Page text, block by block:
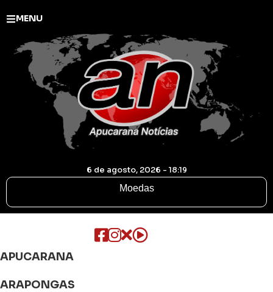
MENU
6 de agosto, 2026 - 18:19
Moedas
APUCARANA
ARAPONGAS